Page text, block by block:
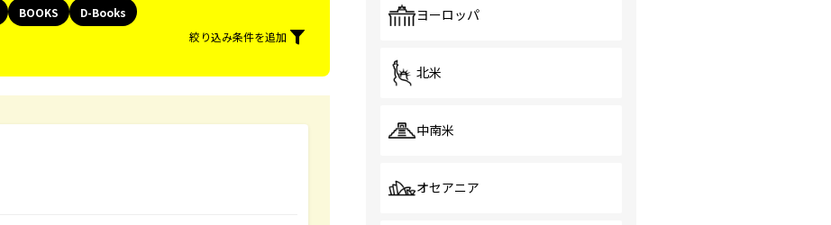
BOOKS
D-Books
絞り込み条件を追加
ヨーロッパ
北米
中南米
オセアニア